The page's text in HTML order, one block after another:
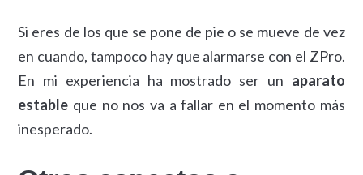
Si eres de los que se pone de pie o se mueve de vez
en cuando, tampoco hay que alarmarse con el ZPro.
En mi experiencia ha mostrado ser un aparato
estable que no nos va a fallar en el momento más
inesperado.